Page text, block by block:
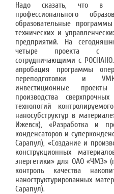
Надо сказать, что в
профессионального
образовательные
технических и
предприятий. На
четыре проекта с
сотрудничающими с
апробация программы
переподготовки и
инвестиционные
производства
технологий
наносубструктур в
Ижевск), «Разработка и
конденсаторов и
Сарапул), «Создание и
конструкционных
энергетики» для ОАО «ЧМЗ»
контроль качества
наноструктурированных
Сарапул).